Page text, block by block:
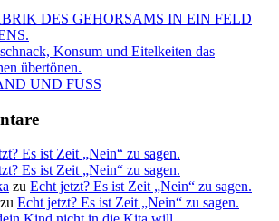
DES GEHORSAMS IN EIN FELD
Konsum und Eitelkeiten das
übertönen.
UND FUSS
Es ist Zeit „Nein“ zu sagen.
Es ist Zeit „Nein“ zu sagen.
zu Echt jetzt? Es ist Zeit „Nein“ zu sagen.
zu Echt jetzt? Es ist Zeit „Nein“ zu sagen.